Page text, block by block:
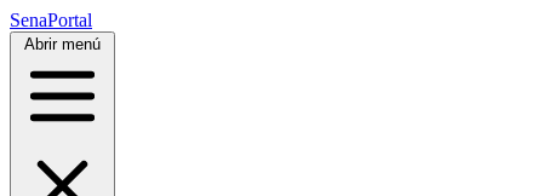
SenaPortal
Abrir menú